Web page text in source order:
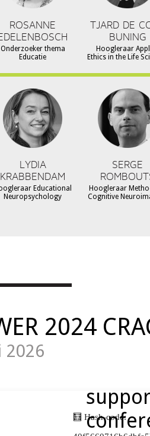
ROSANNE
Onderzoeker thema
Educatie
TJARD DE
BUNING
Hoogleraar
Ethics in the Life
LYDIA
KRABBENDAM
Educational
Neuropsychology
SERGE
Hoogleraar
Cognitive
2024
2026
🧮 Hash-code: